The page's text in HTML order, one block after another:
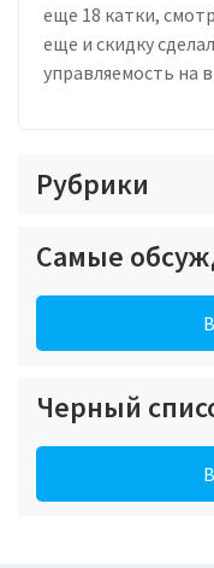
еще 18 катки,
еще и скидку
управляемость на
Рубрики
Самые
Черный